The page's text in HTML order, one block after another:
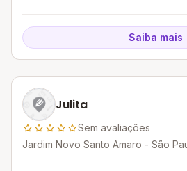
Saiba mais
Julita
Sem avaliações
Jardim Novo Santo Amaro - São